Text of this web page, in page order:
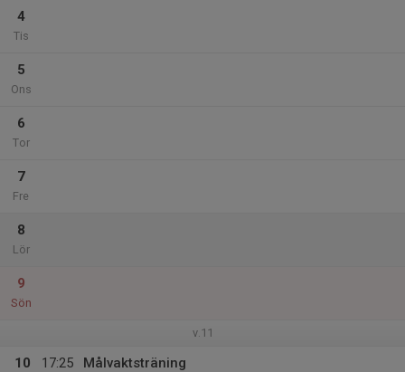
4
Tis
5
Ons
6
Tor
7
Fre
8
Lör
9
Sön
v.11
10
17:25
Målvaktsträning